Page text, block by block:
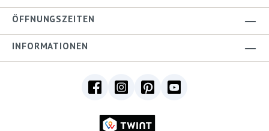
ÖFFNUNGSZEITEN
INFORMATIONEN